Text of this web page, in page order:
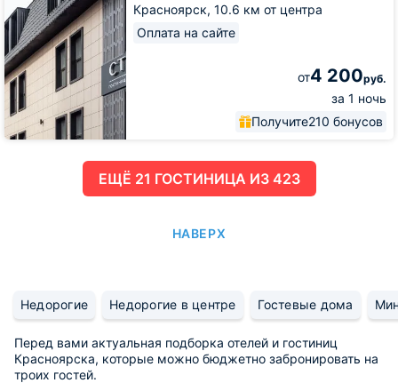
Красноярск, 10.6 км от центра
Оплата на сайте
от4 200руб.
за 1 ночь
Получите210 бонусов
ЕЩË 21 ГОСТИНИЦА ИЗ 423
НАВЕРХ
Недорогие Недорогие в центре Гостевые дома
Перед вами актуальная подборка отелей и гостиниц
Красноярска, которые можно бюджетно забронировать на
троих гостей.